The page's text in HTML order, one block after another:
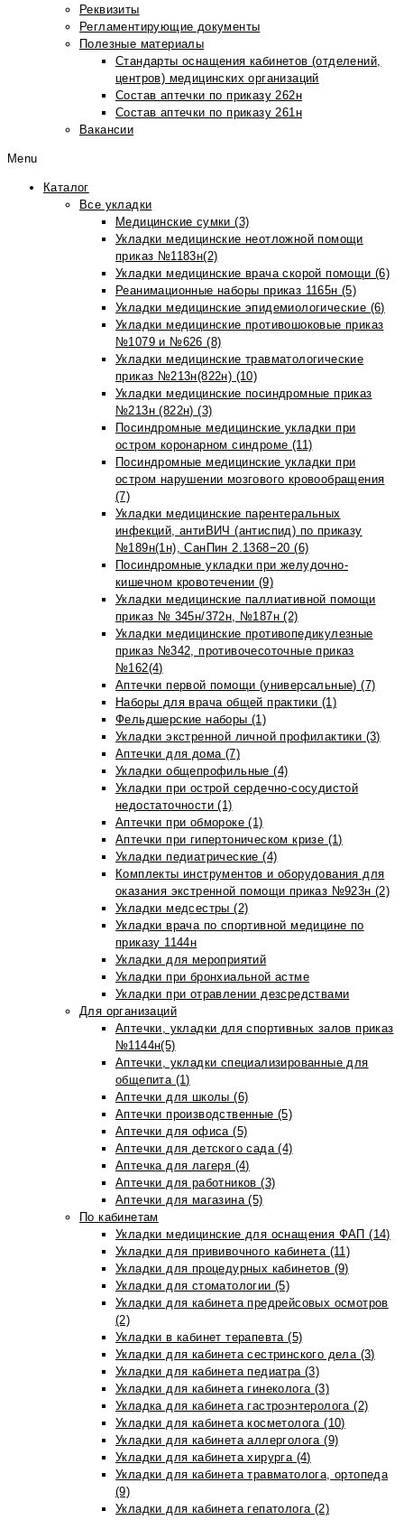
Реквизиты
Регламентирующие документы
Полезные материалы
Стандарты оснащения кабинетов (отделений,
центров) медицинских организаций
Состав аптечки по приказу 262н
Состав аптечки по приказу 261н
Вакансии
Menu
Каталог
Все укладки
Медицинские сумки (3)
Укладки медицинские неотложной помощи
приказ №1183н(2)
Укладки медицинские врача скорой помощи (6)
Реанимационные наборы приказ 1165н (5)
Укладки медицинские эпидемиологические (6)
Укладки медицинские противошоковые приказ
№1079 и №626 (8)
Укладки медицинские травматологические
приказ №213н(822н) (10)
Укладки медицинские посиндромные приказ
№213н (822н) (3)
Посиндромные медицинские укладки при
остром коронарном синдроме (11)
Посиндромные медицинские укладки при
остром нарушении мозгового кровообращения
(7)
Укладки медицинские парентеральных
инфекций, антиВИЧ (антиспид) по приказу
№189н(1н), СанПин 2.1368−20 (6)
Посиндромные укладки при желудочно-
кишечном кровотечении (9)
Укладки медицинские паллиативной помощи
приказ № 345н/372н, №187н (2)
Укладки медицинские противопедикулезные
приказ №342, противочесоточные приказ
№162(4)
Аптечки первой помощи (универсальные) (7)
Наборы для врача общей практики (1)
Фельдшерские наборы (1)
Укладки экстренной личной профилактики (3)
Аптечки для дома (7)
Укладки общепрофильные (4)
Укладки при острой сердечно-сосудистой
недостаточности (1)
Аптечки при обмороке (1)
Аптечки при гипертоническом кризе (1)
Укладки педиатрические (4)
Комплекты инструментов и оборудования для
оказания экстренной помощи приказ №923н (2)
Укладки медсестры (2)
Укладки врача по спортивной медицине по
приказу 1144н
Укладки для мероприятий
Укладки при бронхиальной астме
Укладки при отравлении дезсредствами
Для организаций
Аптечки, укладки для спортивных залов приказ
№1144н(5)
Аптечки, укладки специализированные для
общепита (1)
Аптечки для школы (6)
Аптечки производственные (5)
Аптечки для офиса (5)
Аптечки для детского сада (4)
Аптечка для лагеря (4)
Аптечки для работников (3)
Аптечки для магазина (5)
По кабинетам
Укладки медицинские для оснащения ФАП (14)
Укладки для прививочного кабинета (11)
Укладки для процедурных кабинетов (9)
Укладки для стоматологии (5)
Укладки для кабинета предрейсовых осмотров
(2)
Укладки в кабинет терапевта (5)
Укладки для кабинета сестринского дела (3)
Укладки для кабинета педиатра (3)
Укладки для кабинета гинеколога (3)
Укладка для кабинета гастроэнтеролога (2)
Укладки для кабинета косметолога (10)
Укладки для кабинета аллерголога (9)
Укладки для кабинета хирурга (4)
Укладки для кабинета травматолога, ортопеда
(9)
Укладки для кабинета гепатолога (2)